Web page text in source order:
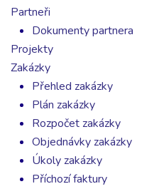
Partneři
Dokumenty partnera
Projekty
Zakázky
Přehled zakázky
Plán zakázky
Rozpočet zakázky
Objednávky zakázky
Úkoly zakázky
Příchozí faktury